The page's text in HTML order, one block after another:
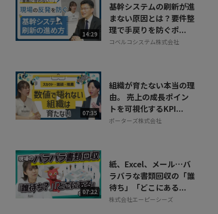
14:29
基幹システムの刷新が進
まない原因とは？要件整
理で手戻りを防ぐポ...
コベルコシステム株式会社
07:35
組織が育たない本当の理
由。 売上の成長ポイン
トを可視化するKPI...
ポーターズ株式会社
07:22
紙、Excel、メール…バ
ラバラな書類回収の「誰
待ち」「どこにある...
株式会社エーピーシーズ